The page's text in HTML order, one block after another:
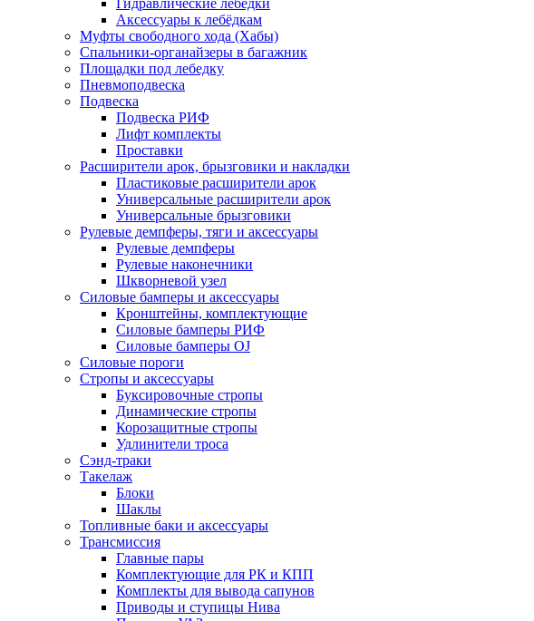
Гидравлические лебедки
Аксессуары к лебёдкам
Муфты свободного хода (Хабы)
Спальники-органайзеры в багажник
Площадки под лебедку
Пневмоподвеска
Подвеска
Подвеска РИФ
Лифт комплекты
Проставки
Расширители арок, брызговики и накладки
Пластиковые расширители арок
Универсальные расширители арок
Универсальные брызговики
Рулевые демпферы, тяги и аксессуары
Рулевые демпферы
Рулевые наконечники
Шкворневой узел
Силовые бамперы и аксессуары
Кронштейны, комплектующие
Силовые бамперы РИФ
Силовые бамперы OJ
Силовые пороги
Стропы и аксессуары
Буксировочные стропы
Динамические стропы
Корозащитные стропы
Удлинители троса
Сэнд-траки
Такелаж
Блоки
Шаклы
Топливные баки и аксессуары
Трансмиссия
Главные пары
Комплектующие для РК и КПП
Комплекты для вывода сапунов
Приводы и ступицы Нива